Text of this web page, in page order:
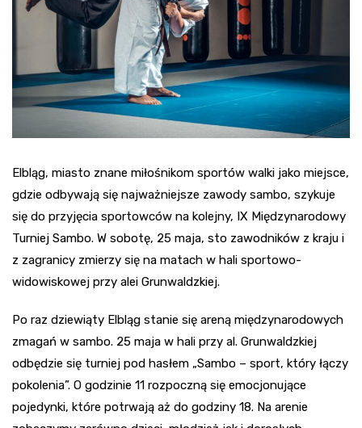
Elbląg, miasto znane miłośnikom sportów walki jako miejsce,
gdzie odbywają się najważniejsze zawody sambo, szykuje
się do przyjęcia sportowców na kolejny, IX Międzynarodowy
Turniej Sambo. W sobotę, 25 maja, sto zawodników z kraju i
z zagranicy zmierzy się na matach w hali sportowo-
widowiskowej przy alei Grunwaldzkiej.
Po raz dziewiąty Elbląg stanie się areną międzynarodowych
zmagań w sambo. 25 maja w hali przy al. Grunwaldzkiej
odbędzie się turniej pod hasłem „Sambo – sport, który łączy
pokolenia”. O godzinie 11 rozpoczną się emocjonujące
pojedynki, które potrwają aż do godziny 18. Na arenie